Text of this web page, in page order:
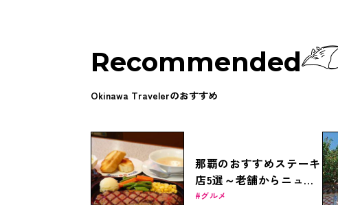
Recommended
Okinawa Travelerのおすすめ
那覇のおすすめステーキ
店5選～老舗からニュー
フェイスまで～
グルメ